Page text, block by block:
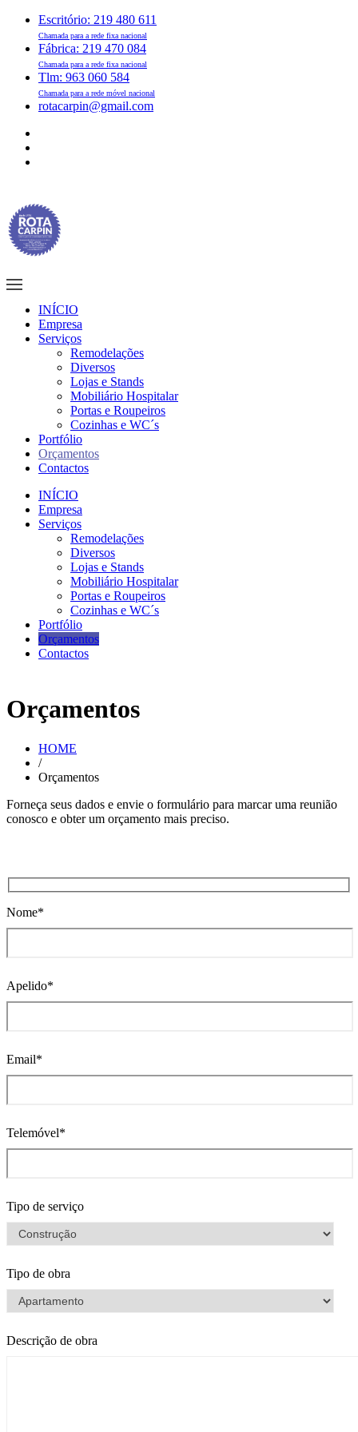
Escritório: 219 480 611
Chamada para a rede fixa nacional
Fábrica: 219 470 084
Chamada para a rede fixa nacional
Tlm: 963 060 584
Chamada para a rede móvel nacional
rotacarpin@gmail.com
INÍCIO
Empresa
Serviços
Remodelações
Diversos
Lojas e Stands
Mobiliário Hospitalar
Portas e Roupeiros
Cozinhas e WC´s
Portfólio
Orçamentos
Contactos
INÍCIO
Empresa
Serviços
Remodelações
Diversos
Lojas e Stands
Mobiliário Hospitalar
Portas e Roupeiros
Cozinhas e WC´s
Portfólio
Orçamentos
Contactos
Orçamentos
HOME
/
Orçamentos
Forneça seus dados e envie o formulário para marcar uma reunião
conosco e obter um orçamento mais preciso.
Nome*
Apelido*
Email*
Telemóvel*
Tipo de serviço
Tipo de obra
Descrição de obra